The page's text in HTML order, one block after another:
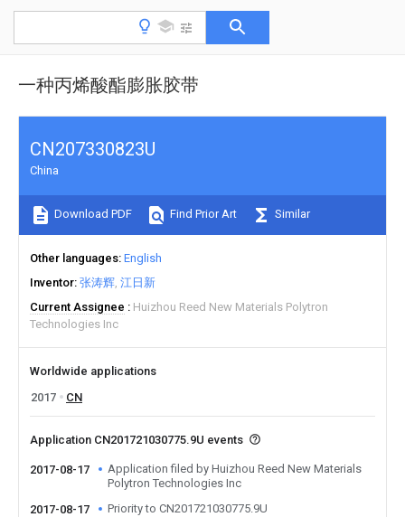
一种丙烯酸酯膨胀胶带
CN207330823U
China
Download PDF Find Prior Art Similar
Other languages English
Inventor 张涛辉 江日新
Current Assignee
Huizhou Reed New Materials Polytron
Technologies Inc
Worldwide applications
2017
CN
Application CN201721030775.9U events
2017-08-17
Application filed by Huizhou Reed New Materials
Polytron Technologies Inc
2017-08-17
Priority to CN201721030775.9U